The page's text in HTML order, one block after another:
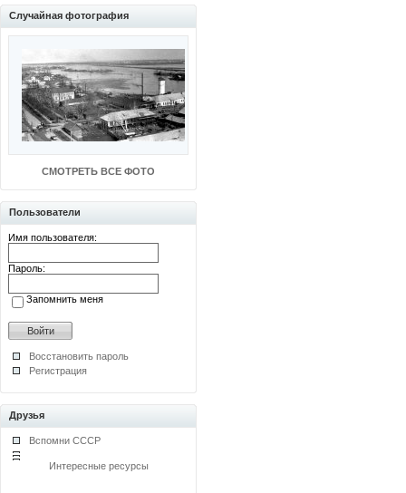
Случайная фотография
СМОТРЕТЬ ВСЕ ФОТО
Пользователи
Имя пользователя:
Пароль:
Запомнить меня
Восстановить пароль
Регистрация
Друзья
Вспомни СССР
Интересные ресурсы